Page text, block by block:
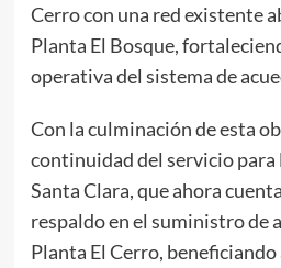
Cerro con una red existente
Planta El Bosque,
operativa del sistema de
Con la culminación de esta
continuidad del servicio para
Santa Clara, que ahora
respaldo en el suministro de
Planta El Cerro, beneficiando